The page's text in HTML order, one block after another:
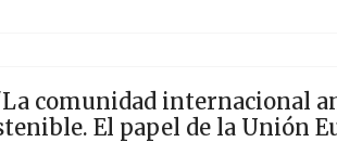
comunidad internacional
El papel de la Unión